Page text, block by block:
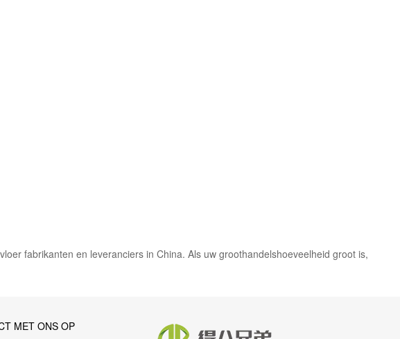
fabrikanten en leveranciers in China. Als uw groothandelshoeveelheid groot is,
MET ONS OP